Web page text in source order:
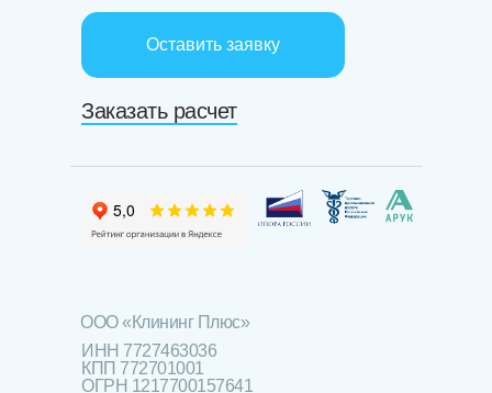
Оставить заявку
Заказать расчет
ИНН 7727463036
КПП 772701001
ОГРН 1217700157641
ООО «Клининг Плюс»